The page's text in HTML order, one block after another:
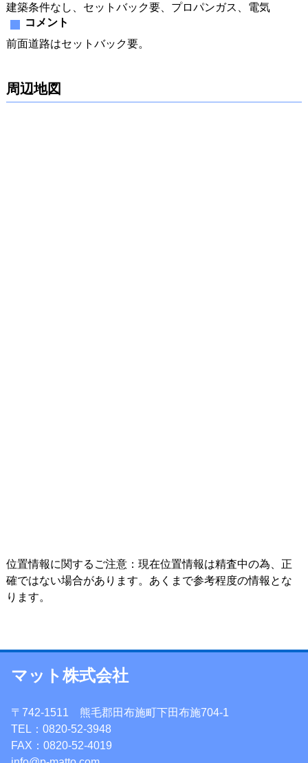
建築条件なし、セットバック要、プロパンガス、電気
コメント
前面道路はセットバック要。
周辺地図
位置情報に関するご注意：現在位置情報は精査中の為、正
確ではない場合があります。あくまで参考程度の情報とな
ります。
マット株式会社
〒742-1511 熊毛郡田布施町下田布施704-1
TEL：0820-52-3948
FAX：0820-52-4019